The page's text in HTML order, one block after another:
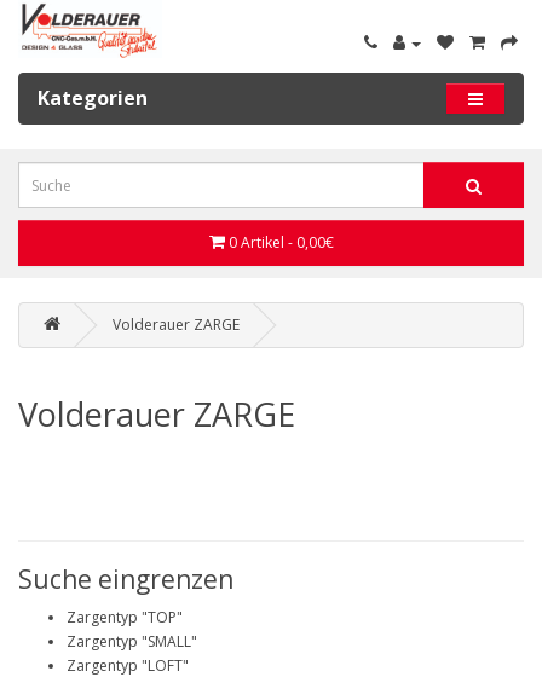
Kategorien
0 Artikel - 0,00€
Volderauer ZARGE
Volderauer ZARGE
Suche eingrenzen
Zargentyp "TOP"
Zargentyp "SMALL"
Zargentyp "LOFT"